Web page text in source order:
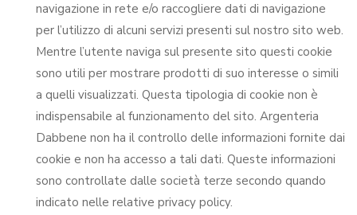
navigazione in rete e/o raccogliere dati di navigazione
per l’utilizzo di alcuni servizi presenti sul nostro sito web.
Mentre l’utente naviga sul presente sito questi cookie
sono utili per mostrare prodotti di suo interesse o simili
a quelli visualizzati. Questa tipologia di cookie non è
indispensabile al funzionamento del sito. Argenteria
Dabbene non ha il controllo delle informazioni fornite dai
cookie e non ha accesso a tali dati. Queste informazioni
sono controllate dalle società terze secondo quando
indicato nelle relative privacy policy.